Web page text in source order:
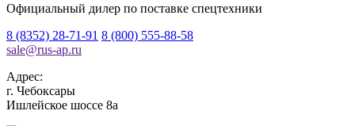
Официальный дилер по поставке спецтехники
8 (8352) 28-71-91 8 (800) 555-88-58
sale@rus-ap.ru
Адрес:
г. Чебоксары
Ишлейское шоссе 8а